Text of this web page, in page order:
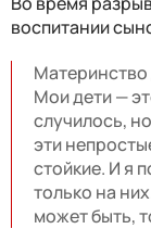
воспитании
Материнство
Мои дети —
случилось,
эти
стойкие. И я
только на
может быть,